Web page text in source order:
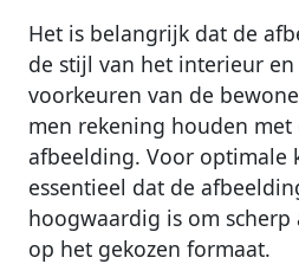
Het is belangrijk dat de
de stijl van het interieur
voorkeuren van de
men rekening houden
afbeelding. Voor optimale
essentieel dat de
hoogwaardig is om
op het gekozen formaat.